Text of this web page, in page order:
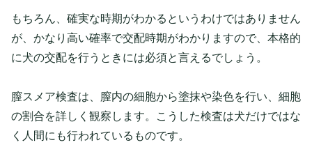
もちろん、確実な時期がわかるというわけではありません
が、かなり高い確率で交配時期がわかりますので、本格的
に犬の交配を行うときには必須と言えるでしょう。
膣スメア検査は、膣内の細胞から塗抹や染色を行い、細胞
の割合を詳しく観察します。こうした検査は犬だけではな
く人間にも行われているものです。